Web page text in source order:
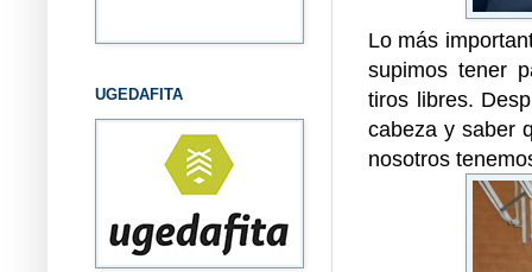
Lo más
supimos tener
tiros libres.
cabeza y saber
nosotros
UGEDAFITA